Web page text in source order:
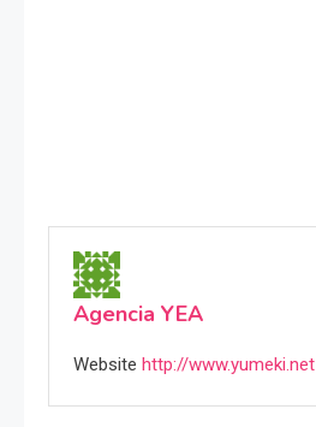
Agencia YEA
Website http://www.yumeki.net